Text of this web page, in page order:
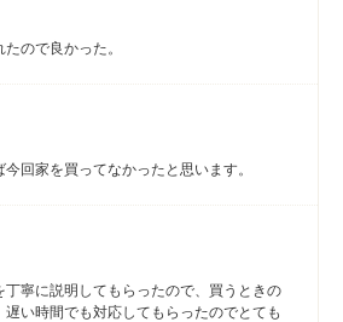
ので良かった。
回家を買ってなかったと思います。
丁寧に説明してもらったので、買うときの
い時間でも対応してもらったのでとても